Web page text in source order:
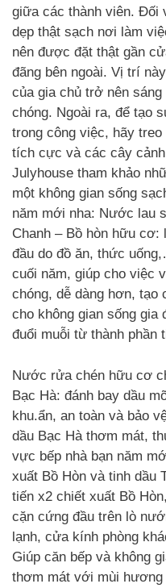
giữa các thành viên. Đối
dẹp thật sạch nơi làm
nên được đặt thật gần
đãng bên ngoài. Vị trí
của gia chủ trở nên
chóng. Ngoài ra, để tạo
trong công việc, hãy
tích cực và các cây
Julyhouse tham khảo
một không gian sống
năm mới nha: Nước lau
Chanh – Bồ hòn hữu cơ:
đầu do đồ ăn, thức
cuối năm, giúp cho việc
chóng, dễ dàng hơn, tạo
cho không gian sống gia
đuổi muỗi từ thành phần
Nước rửa chén hữu cơ
Bạc Hà: đánh bay dầu
khu.ẩn, an toàn và bảo
dầu Bạc Hà thơm mát,
vực bếp nhà bạn năm
xuất Bồ Hòn và tinh dầu
tiến x2 chiết xuất Bồ
cặn cứng đầu trên lò
lạnh, cửa kính phòng
Giúp căn bếp và không
thơm mát với mùi hương